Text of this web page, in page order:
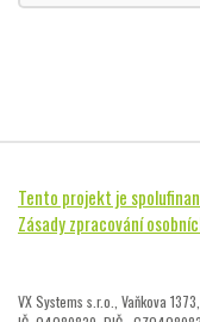
Tento projekt je
Zásady zpracování
VX Systems s.r.o., Vaňkova